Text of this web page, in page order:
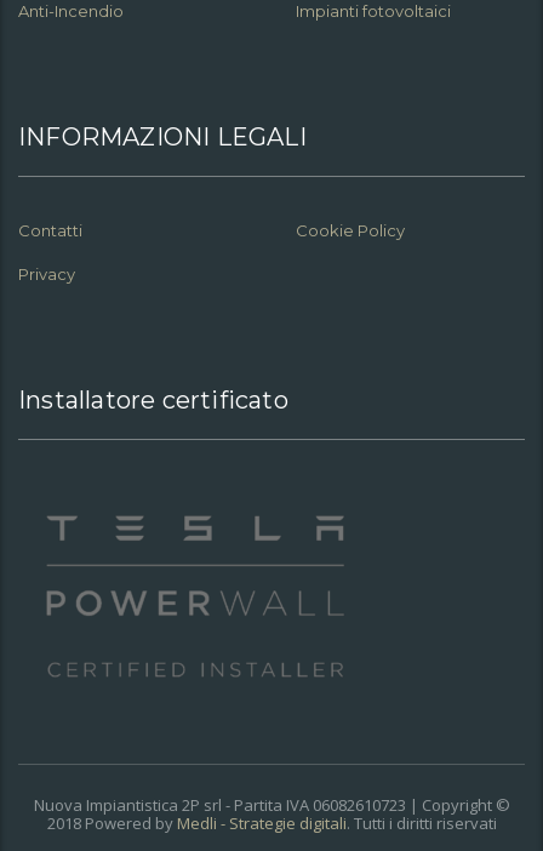
Anti-Incendio Impianti fotovoltaici
INFORMAZIONI LEGALI
Contatti Cookie Policy
Privacy
Installatore certificato
Nuova Impiantistica 2P srl - Partita IVA 06082610723 | Copyright ©
2018 Powered by Medli - Strategie digitali. Tutti i diritti riservati